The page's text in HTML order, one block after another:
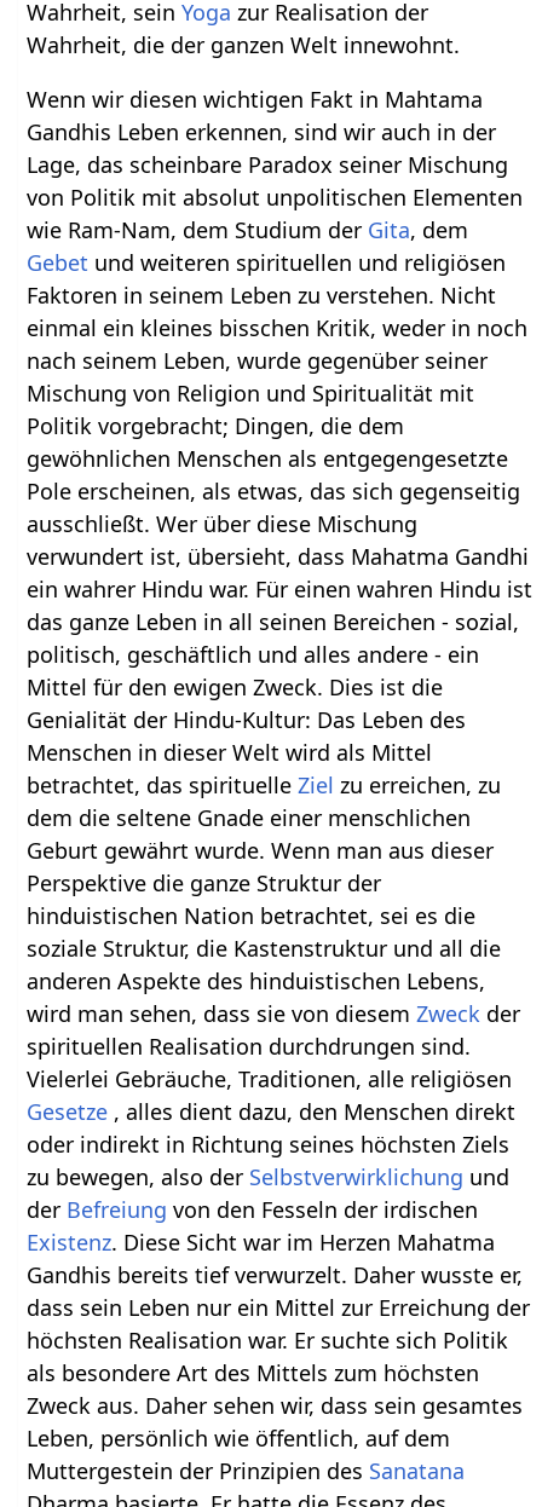
Wahrheit, seinYoga zur Realisation der
Wahrheit, die der ganzen Welt innewohnt.
Wenn wir diesen wichtigen Fakt in Mahtama
Gandhis Leben erkennen, sind wir auch in der
Lage, das scheinbare Paradox seiner Mischung
von Politik mit absolut unpolitischen Elementen
wie Ram-Nam, dem Studium der Gita, dem
Gebet und weiteren spirituellen und religiösen
Faktoren in seinem Leben zu verstehen. Nicht
einmal ein kleines bisschen Kritik, weder in noch
nach seinem Leben, wurde gegenüber seiner
Mischung von Religion und Spiritualität mit
Politik vorgebracht; Dingen, die dem
gewöhnlichen Menschen als entgegengesetzte
Pole erscheinen, als etwas, das sich gegenseitig
ausschließt. Wer über diese Mischung
verwundert ist, übersieht, dass Mahatma Gandhi
ein wahrer Hindu war. Für einen wahren Hindu ist
das ganze Leben in all seinen Bereichen - sozial,
politisch, geschäftlich und alles andere - ein
Mittel für den ewigen Zweck. Dies ist die
Genialität der Hindu-Kultur: Das Leben des
Menschen in dieser Welt wird als Mittel
betrachtet, das spirituelleZiel zu erreichen, zu
dem die seltene Gnade einer menschlichen
Geburt gewährt wurde. Wenn man aus dieser
Perspektive die ganze Struktur der
hinduistischen Nation betrachtet, sei es die
soziale Struktur, die Kastenstruktur und all die
anderen Aspekte des hinduistischen Lebens,
wird man sehen, dass sie von diesemZweck der
spirituellen Realisation durchdrungen sind.
Vielerlei Gebräuche, Traditionen, alle religiösen
Gesetze , alles dient dazu, den Menschen direkt
oder indirekt in Richtung seines höchsten Ziels
zu bewegen, also der Selbstverwirklichung und
der Befreiung von den Fesseln der irdischen
Existenz. Diese Sicht war im Herzen Mahatma
Gandhis bereits tief verwurzelt. Daher wusste er,
dass sein Leben nur ein Mittel zur Erreichung der
höchsten Realisation war. Er suchte sich Politik
als besondere Art des Mittels zum höchsten
Zweck aus. Daher sehen wir, dass sein gesamtes
Leben, persönlich wie öffentlich, auf dem
Muttergestein der Prinzipien des Sanatana